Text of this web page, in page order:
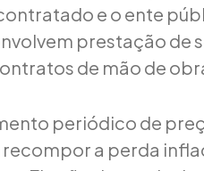
e o ente
prestação de
de mão de
periódico de
a perda